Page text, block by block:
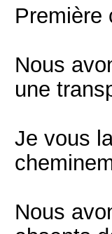
Première
Nous
une
Je vous
Nous